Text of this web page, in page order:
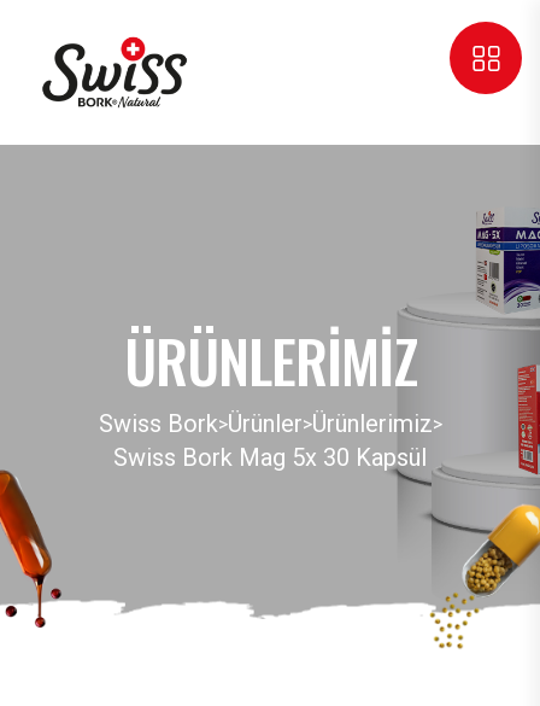
ÜRÜNLERIMIZ
Swiss Bork>Ürünler>Ürünlerimiz>
Swiss Bork Mag 5x 30 Kapsül